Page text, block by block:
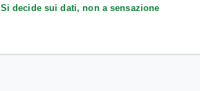
Si decide sui dati, non a sensazione